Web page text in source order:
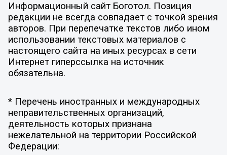
Информационный сайт Боготол. Позиция
редакции не всегда совпадает с точкой зрения
авторов. При перепечатке текстов либо ином
использовании текстовых материалов с
настоящего сайта на иных ресурсах в сети
Интернет гиперссылка на источник
обязательна.
* Перечень иностранных и международных
неправительственных организаций,
деятельность которых признана
нежелательной на территории Российской
Федерации: